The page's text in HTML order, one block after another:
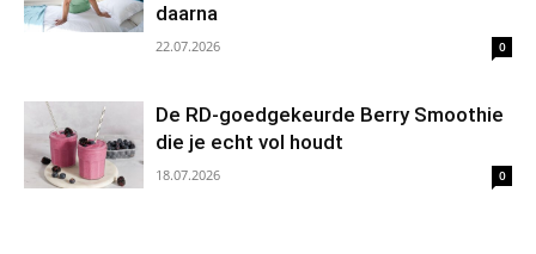
daarna
22.07.2026 0
De RD-goedgekeurde Berry Smoothie
die je echt vol houdt
18.07.2026 0